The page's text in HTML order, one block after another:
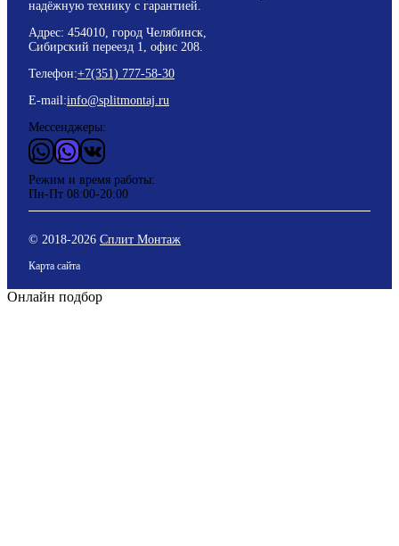
надёжную технику с гарантией.
Адрес: 454010, город Челябинск,
Сибирский переезд 1, офис 208.
Телефон:+7(351) 777-58-30
E-mail:info@splitmontaj.ru
Мессенджеры:
WhatsApp
ViderВКонтакте
Режим и время работы:
Пн-Пт 08:00-20:00
© 2018-2026 Сплит Монтаж
Карта сайта
Онлайн подбор